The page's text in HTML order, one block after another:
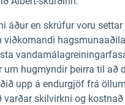
áður en skrúfur voru
viðkomandi
hugmyndir þeirra til að
upp á endurgjöf frá
skilvirkni og